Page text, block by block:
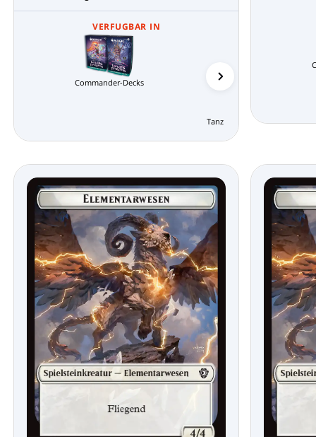
VERFUGBAR IN
Commander-Decks
Tanz der Elementare